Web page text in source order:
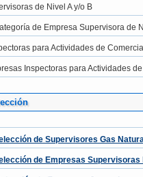
de Nivel A y/o B
de Empresa Supervisora de
para Actividades de
Inspectoras para Actividades
de Supervisores Gas
de Empresas Supervisoras